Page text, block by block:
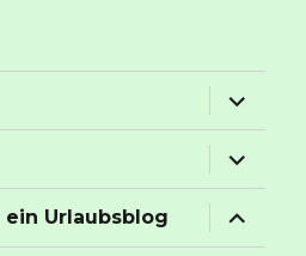
ein Urlaubsblog